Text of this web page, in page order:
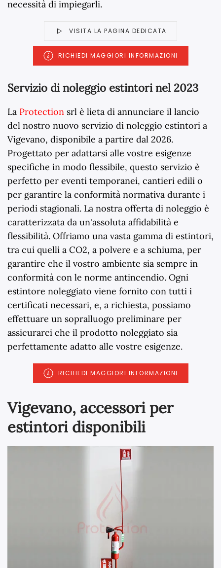
necessità di impiegarli.
VISITA LA PAGINA DEDICATA
RICHIEDI MAGGIORI INFORMAZIONI
Servizio di noleggio estintori nel 2023
La Protection srl è lieta di annunciare il lancio
del nostro nuovo servizio di noleggio estintori a
Vigevano, disponibile a partire dal 2026.
Progettato per adattarsi alle vostre esigenze
specifiche in modo flessibile, questo servizio è
perfetto per eventi temporanei, cantieri edili o
per garantire la conformità normativa durante i
periodi stagionali. La nostra offerta di noleggio è
caratterizzata da un'assoluta affidabilità e
flessibilità. Offriamo una vasta gamma di estintori,
tra cui quelli a CO2, a polvere e a schiuma, per
garantire che il vostro ambiente sia sempre in
conformità con le norme antincendio. Ogni
estintore noleggiato viene fornito con tutti i
certificati necessari, e, a richiesta, possiamo
effettuare un sopralluogo preliminare per
assicurarci che il prodotto noleggiato sia
perfettamente adatto alle vostre esigenze.
RICHIEDI MAGGIORI INFORMAZIONI
Vigevano, accessori per
estintori disponibili